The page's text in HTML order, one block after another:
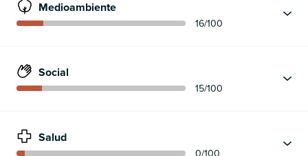
Medioambiente
16/100
Social
15/100
Salud
0/100